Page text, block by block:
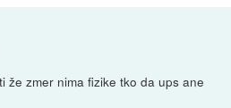
že zmer nima fizike tko da ups ane